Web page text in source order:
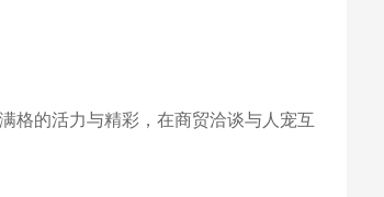
格的活力与精彩，在商贸洽谈与人宠互